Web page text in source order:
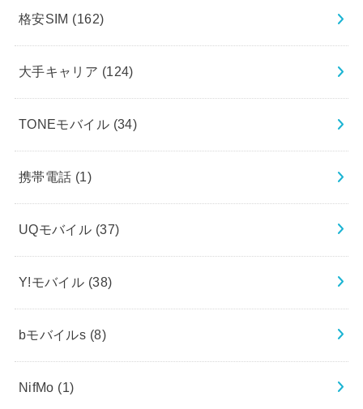
格安SIM (162)
大手キャリア (124)
TONEモバイル (34)
携帯電話 (1)
UQモバイル (37)
Y!モバイル (38)
bモバイルs (8)
NifMo (1)